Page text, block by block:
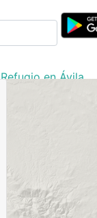
Refugio en Ávila